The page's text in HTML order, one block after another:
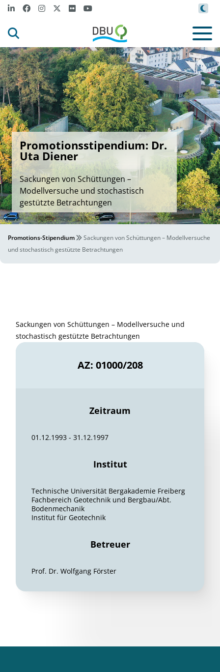
Promotionsstipendium: Dr.
Uta Diener
Sackungen von Schüttungen –
Modellversuche und stochastisch
gestützte Betrachtungen
Promotions-Stipendium
Sackungen von Schüttungen – Modellversuche
und stochastisch gestützte Betrachtungen
Sackungen von Schüttungen – Modellversuche und
stochastisch gestützte Betrachtungen
AZ: 01000/208
Zeitraum
01.12.1993 - 31.12.1997
Institut
Technische Universität Bergakademie Freiberg
Fachbereich Geotechnik und Bergbau/Abt.
Bodenmechanik
Institut für Geotechnik
Betreuer
Prof. Dr. Wolfgang Förster